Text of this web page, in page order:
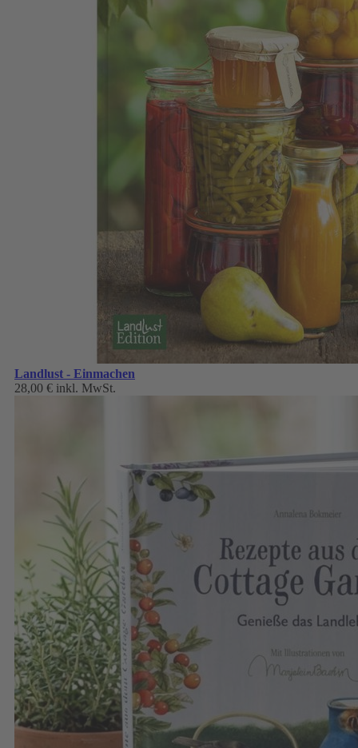
Landlust - Einmachen
28,00 € inkl. MwSt.